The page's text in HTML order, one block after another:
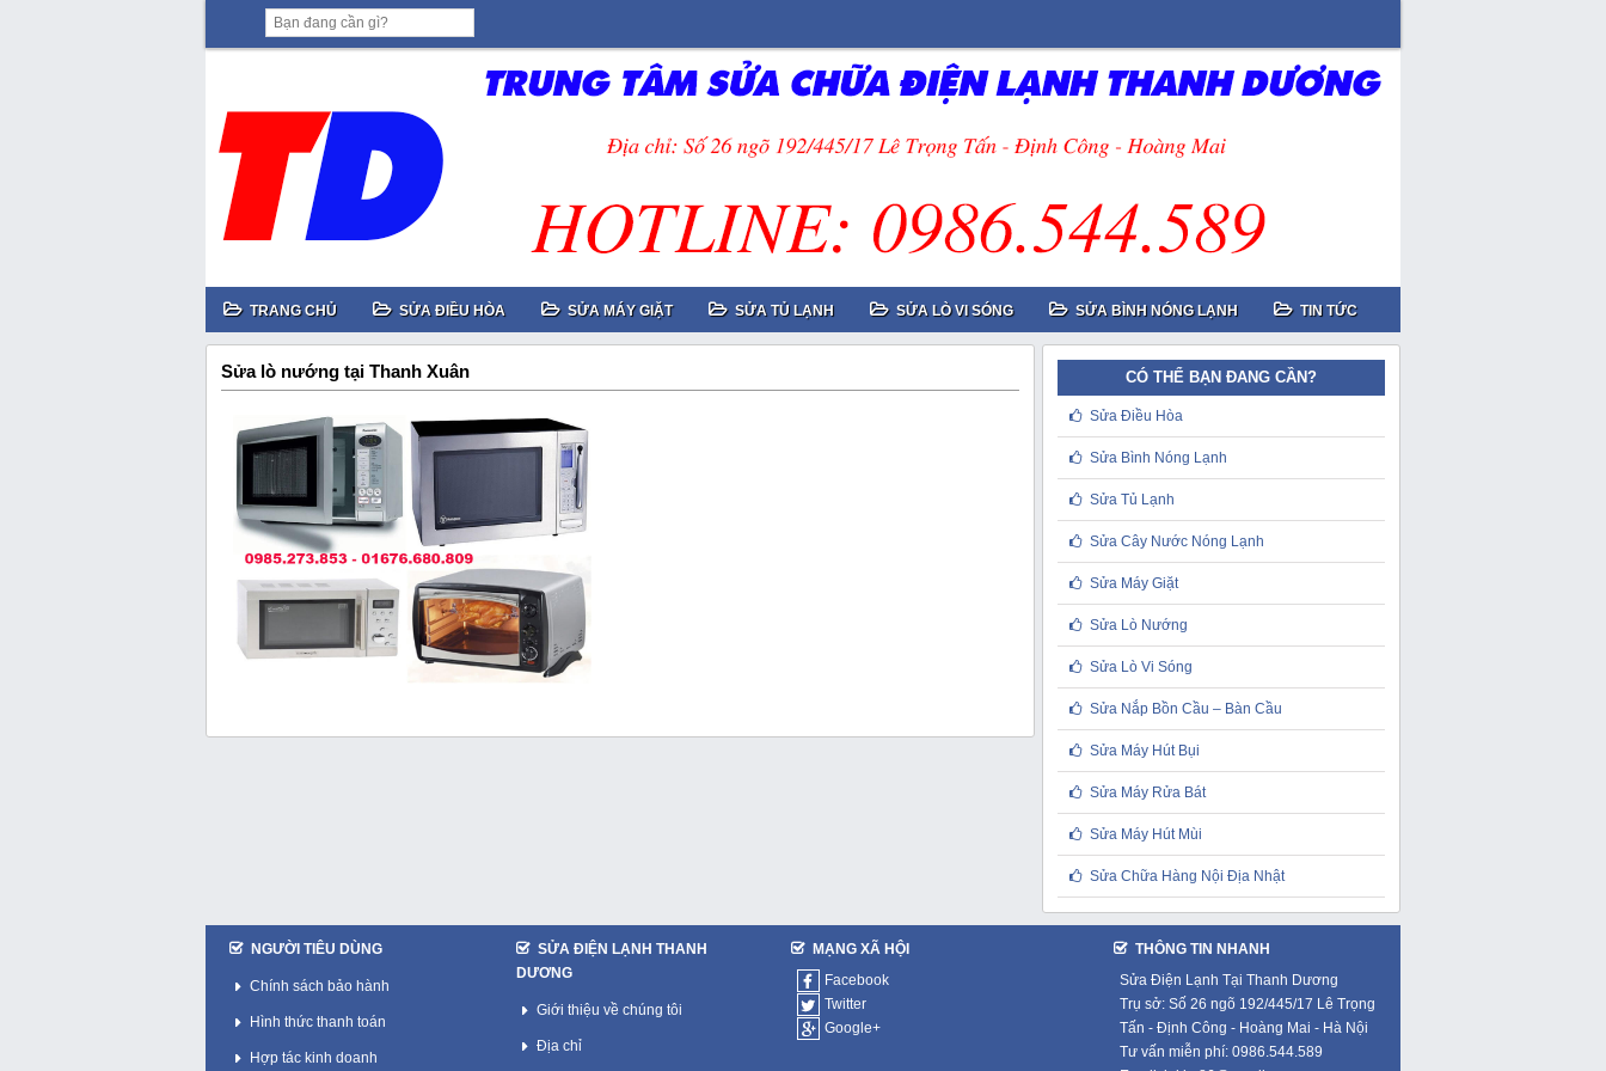
TRANG CHỦ SỬA ĐIỀU HÒA SỬA MÁY GIẶT SỬA TỦ LẠNH SỬA LÒ VI SÓNG SỬA BÌNH NÓNG LẠNH TIN TỨC
Sửa lò nướng tại Thanh Xuân CÓ THỂ BẠN ĐANG CẦN?
Sửa Điều Hòa
Sửa Bình Nóng Lạnh
Sửa Tủ Lạnh
Sửa Cây Nước Nóng Lạnh
Sửa Máy Giặt
Sửa Lò Nướng
Sửa Lò Vi Sóng
Sửa Nắp Bồn Cầu – Bàn Cầu
Sửa Máy Hút Bụi
Sửa Máy Rửa Bát
Sửa Máy Hút Mùi
Sửa Chữa Hàng Nội Địa Nhật
NGƯỜI TIÊU DÙNG
Chính sách bảo hành
Hình thức thanh toán
Hợp tác kinh doanh
SỬA ĐIỆN LẠNH THANH
DƯƠNG
Giới thiệu về chúng tôi
Địa chỉ
MẠNG XÃ HỘI
Facebook
Twitter
Google+
THÔNG TIN NHANH
Sửa Điện Lạnh Tại Thanh Dương
Trụ sở: Số 26 ngõ 192/445/17 Lê Trọng
Tấn - Định Công - Hoàng Mai - Hà Nội
Tư vấn miễn phí: 0986.544.589